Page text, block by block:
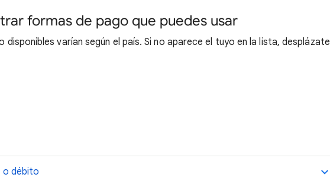
formas de pago que puedes usar
disponibles varían según el país. Si no aparece el tuyo en la lista, desplázate
o débito